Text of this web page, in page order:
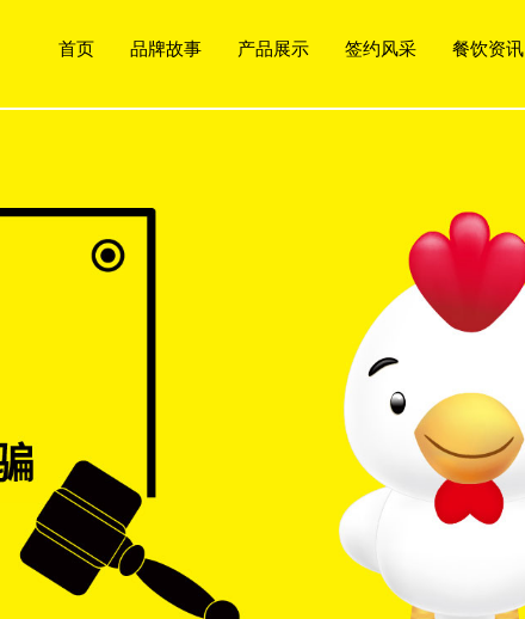
首页 品牌故事 产品展示 签约风采 餐饮资讯